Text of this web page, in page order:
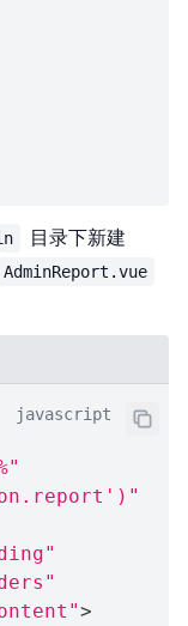
目录下新建
AdminReport.vue
javascript
>